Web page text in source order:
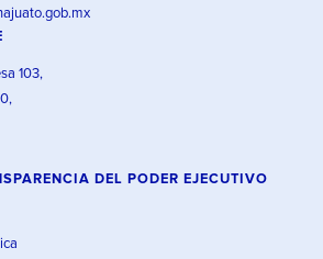
103,
DEL PODER EJECUTIVO